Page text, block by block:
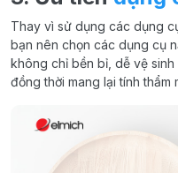
Thay vì sử dụng các dụng
bạn nên chọn các dụng cụ
không chỉ bền bỉ, dễ vệ
đồng thời mang lại tính